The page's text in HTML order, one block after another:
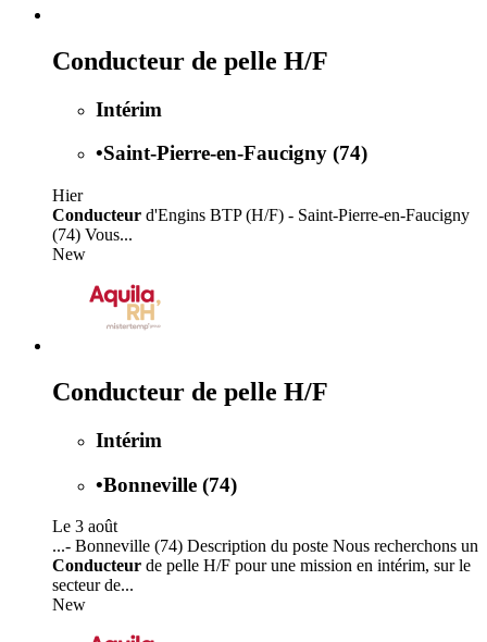
Conducteur de pelle H/F
Intérim
•Saint-Pierre-en-Faucigny (74)
Hier
Conducteur d'Engins BTP (H/F) - Saint-Pierre-en-Faucigny
(74) Vous...
New
Conducteur de pelle H/F
Intérim
•Bonneville (74)
Le 3 août
...- Bonneville (74) Description du poste Nous recherchons un
Conducteur de pelle H/F pour une mission en intérim, sur le
secteur de...
New